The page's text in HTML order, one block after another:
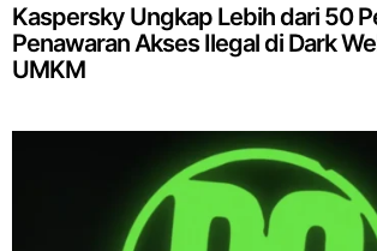
Kaspersky Ungkap Lebih dari 50
Penawaran Akses Ilegal di Dark
UMKM